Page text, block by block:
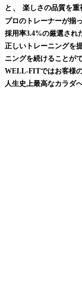
と 、
楽しさの品質を重
プロのトレーナーが揃
採用率3.4%の厳選され
正しいトレーニングを
ニングを続けることが
WELL-FITではお客様の
人生史上最高なカラダ